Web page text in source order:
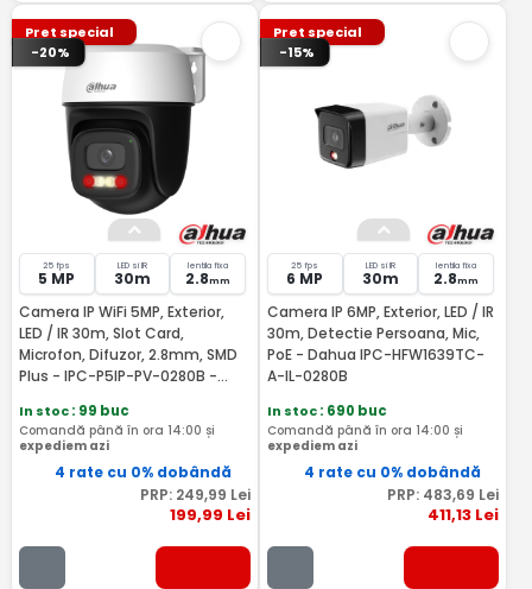
Pret special
-20%
25 fps
5 MP
LED si IR
30m
lentila fixa
2.8mm
Camera IP WiFi 5MP, Exterior,
LED / IR 30m, Slot Card,
Microfon, Difuzor, 2.8mm, SMD
Plus - IPC-P5IP-PV-0280B -
In stoc: 99 buc
Comandă până în ora 14:00 și
expediem azi
4 rate cu 0% dobândă
PRP: 249,99 Lei
199,99 Lei
Pret special
-15%
25 fps
6 MP
LED si IR
30m
lentila fixa
2.8mm
Camera IP 6MP, Exterior, LED / IR
30m, Detectie Persoana, Mic,
PoE - Dahua IPC-HFW1639TC-
A-IL-0280B
In stoc: 690 buc
Comandă până în ora 14:00 și
expediem azi
4 rate cu 0% dobândă
PRP: 483,69 Lei
411,13 Lei